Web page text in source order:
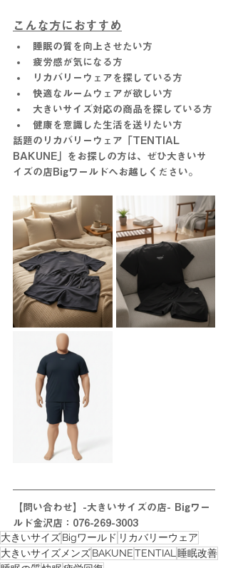
こんな方におすすめ
睡眠の質を向上させたい方
疲労感が気になる方
リカバリーウェアを探している方
快適なルームウェアが欲しい方
大きいサイズ対応の商品を探している方
健康を意識した生活を送りたい方
話題のリカバリーウェア「TENTIAL
BAKUNE」をお探しの方は、ぜひ大きいサ
イズの店Bigワールドへお越しください。
【問い合わせ】-大きいサイズの店- Bigワー
ルド金沢店：076-269-3003
大きいサイズBigワールド リカバリーウェア
大きいサイズメンズBAKUNETENTIAL睡眠改善